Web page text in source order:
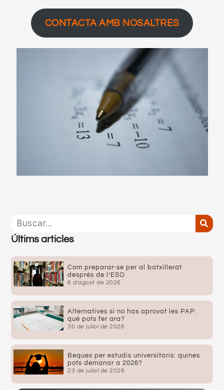
CONTACTA AMB NOSALTRES
Últims articles
Com preparar-se per al batxillerat
després de l’ESO
6 d'agost de 2026
Alternatives si no has aprovat les PAP:
què pots fer ara?
30 de juliol de 2026
Beques per estudis universitaris: quines
pots demanar a 2026?
23 de juliol de 2026